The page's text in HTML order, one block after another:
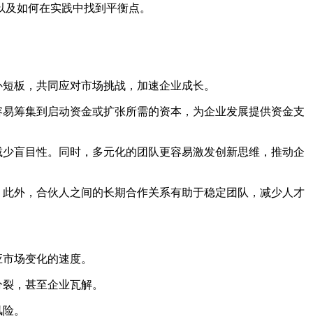
如何在实践中找到平衡点。
板，共同应对市场挑战，加速企业成长。
筹集到启动资金或扩张所需的资本，为企业发展提供资金支
盲目性。同时，多元化的团队更容易激发创新思维，推动企
外，合伙人之间的长期合作关系有助于稳定团队，减少人才
场变化的速度。
，甚至企业瓦解。
。